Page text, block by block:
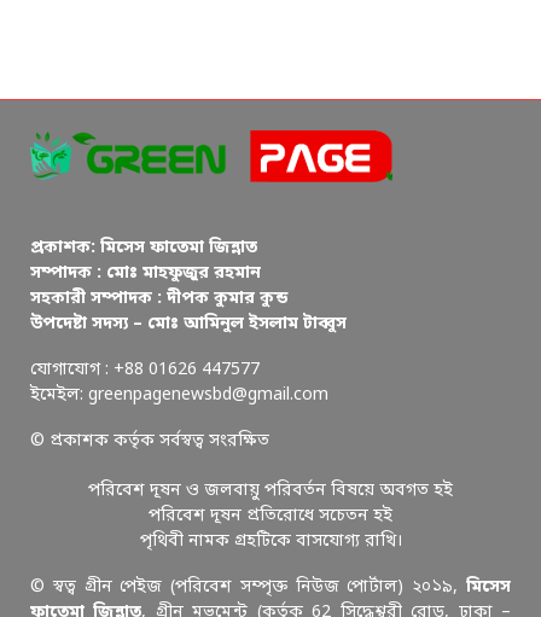
প্রকাশক: মিসেস ফাতেমা জিন্নাত
সম্পাদক : মোঃ মাহফুজুর রহমান
সহকারী সম্পাদক : দীপক কুমার কুন্ড
উপদেষ্টা সদস্য – মোঃ আমিনুল ইসলাম টাব্বুস
যোগাযোগ : +88 01626 447577
ইমেইল: greenpagenewsbd@gmail.com
© প্রকাশক কর্তৃক সর্বস্বত্ব সংরক্ষিত
পরিবেশ দূষন ও জলবায়ু পরিবর্তন বিষয়ে অবগত হই
পরিবেশ দূষন প্রতিরোধে সচেতন হই
পৃথিবী নামক গ্রহটিকে বাসযোগ্য রাখি।
© স্বত্ব গ্রীন পেইজ (পরিবেশ সম্পৃক্ত নিউজ পোর্টাল) ২০১৯, মিসেস